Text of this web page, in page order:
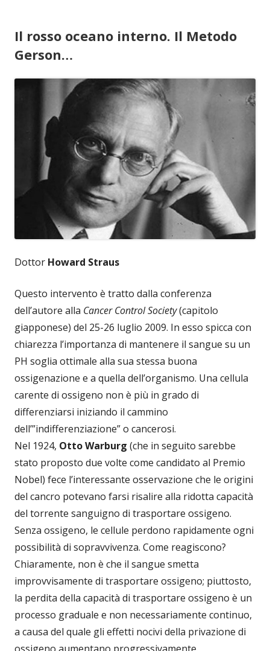
Il rosso oceano interno. Il Metodo
Gerson…
Dottor Howard Straus
Questo intervento è tratto dalla conferenza
dell’autore alla Cancer Control Society(capitolo
giapponese) del 25-26 luglio 2009. In esso spicca con
chiarezza l’importanza di mantenere il sangue su un
PH soglia ottimale alla sua stessa buona
ossigenazione e a quella dell’organismo. Una cellula
carente di ossigeno non è più in grado di
differenziarsi iniziando il cammino
dell’”indifferenziazione” o cancerosi.
Nel 1924, Otto Warburg (che in seguito sarebbe
stato proposto due volte come candidato al Premio
Nobel) fece l’interessante osservazione che le origini
del cancro potevano farsi risalire alla ridotta capacità
del torrente sanguigno di trasportare ossigeno.
Senza ossigeno, le cellule perdono rapidamente ogni
possibilità di sopravvivenza. Come reagiscono?
Chiaramente, non è che il sangue smetta
improvvisamente di trasportare ossigeno; piuttosto,
la perdita della capacità di trasportare ossigeno è un
processo graduale e non necessariamente continuo,
a causa del quale gli effetti nocivi della privazione di